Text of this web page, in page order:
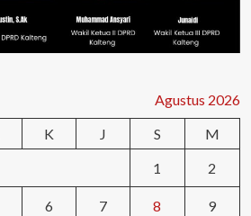
Agustus 2026
K J S
M
1
2
6 7 8 9